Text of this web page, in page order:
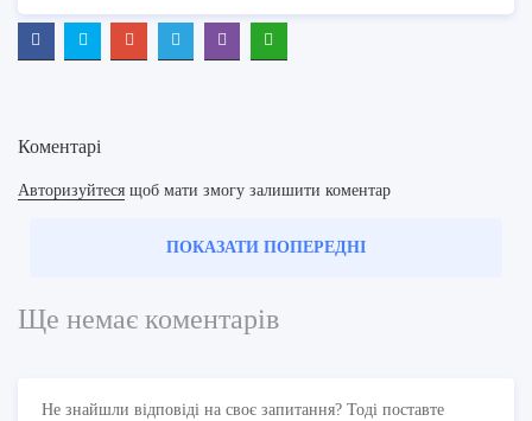
Коментарі
Авторизуйтеся щоб мати змогу залишити коментар
ПОКАЗАТИ ПОПЕРЕДНІ
Ще немає коментарів
Не знайшли відповіді на своє запитання? Тоді поставте